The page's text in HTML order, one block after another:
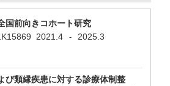
国前向きコホート研究
2021.4 -
2025.3
び類縁疾患に対する診療体制整